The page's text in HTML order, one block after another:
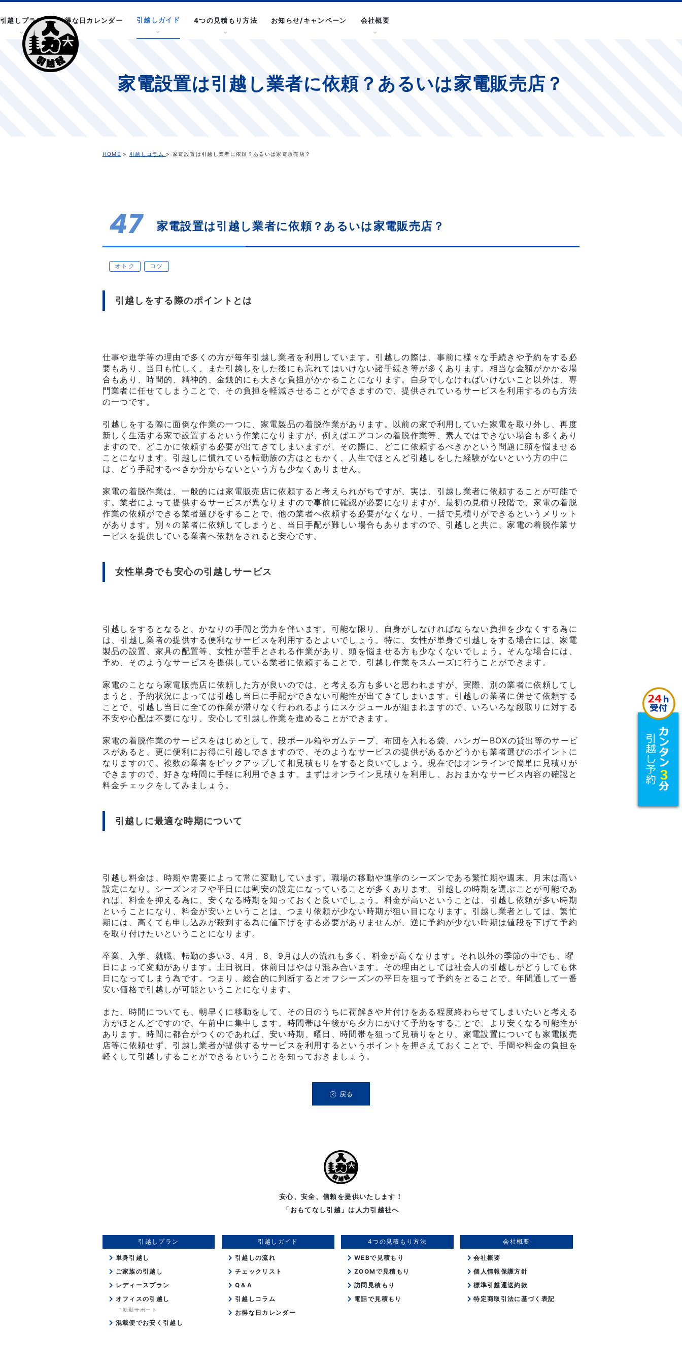
引越しプラン お得な日カレンダー 引越しガイド 4つの見積もり方法 お知らせ/キャンペーン 会社概要
家電設置は引越し業者に依頼？あるいは家電販売店？
HOME > 引越しコラム > 家電設置は引越し業者に依頼？あるいは家電販売店？
47 家電設置は引越し業者に依頼？あるいは家電販売店？
オトク コツ
引越しをする際のポイントとは
仕事や進学等の理由で多くの方が毎年引越し業者を利用しています。引越しの際は、事前に様々な手続きや予約をする必
要もあり、当日も忙しく、また引越しをした後にも忘れてはいけない諸手続き等が多くあります。相当な金額がかかる場
合もあり、時間的、精神的、金銭的にも大きな負担がかかることになります。自身でしなければいけないこと以外は、専
門業者に任せてしまうことで、その負担を軽減させることができますので、提供されているサービスを利用するのも方法
の一つです。
引越しをする際に面倒な作業の一つに、家電製品の着脱作業があります。以前の家で利用していた家電を取り外し、再度
新しく生活する家で設置するという作業になりますが、例えばエアコンの着脱作業等、素人ではできない場合も多くあり
ますので、どこかに依頼する必要が出てきてしまいますが、その際に、どこに依頼するべきかという問題に頭を悩ませる
ことになります。引越しに慣れている転勤族の方はともかく、人生でほとんど引越しをした経験がないという方の中に
は、どう手配するべきか分からないという方も少なくありません。
家電の着脱作業は、一般的には家電販売店に依頼すると考えられがちですが、実は、引越し業者に依頼することが可能で
す。業者によって提供するサービスが異なりますので事前に確認が必要になりますが、最初の見積り段階で、家電の着脱
作業の依頼ができる業者選びをすることで、他の業者へ依頼する必要がなくなり、一括で見積りができるというメリット
があります。別々の業者に依頼してしまうと、当日手配が難しい場合もありますので、引越しと共に、家電の着脱作業サ
ービスを提供している業者へ依頼をされると安心です。
女性単身でも安心の引越しサービス
引越しをするとなると、かなりの手間と労力を伴います。可能な限り、自身がしなければならない負担を少なくする為に
は、引越し業者の提供する便利なサービスを利用するとよいでしょう。特に、女性が単身で引越しをする場合には、家電
製品の設置、家具の配置等、女性が苦手とされる作業があり、頭を悩ませる方も少なくないでしょう。そんな場合には、
予め、そのようなサービスを提供している業者に依頼することで、引越し作業をスムーズに行うことができます。
家電のことなら家電販売店に依頼した方が良いのでは、と考える方も多いと思われますが、実際、別の業者に依頼してし
まうと、予約状況によっては引越し当日に手配ができない可能性が出てきてしまいます。引越しの業者に併せて依頼する
ことで、引越し当日に全ての作業が滞りなく行われるようにスケジュールが組まれますので、いろいろな段取りに対する
不安や心配は不要になり、安心して引越し作業を進めることができます。
家電の着脱作業のサービスをはじめとして、段ボール箱やガムテープ、布団を入れる袋、ハンガーBOXの貸出等のサービ
スがあると、更に便利にお得に引越しできますので、そのようなサービスの提供があるかどうかも業者選びのポイントに
なりますので、複数の業者をピックアップして相見積もりをすると良いでしょう。現在ではオンラインで簡単に見積りが
できますので、好きな時間に手軽に利用できます。まずはオンライン見積りを利用し、おおまかなサービス内容の確認と
料金チェックをしてみましょう。
引越しに最適な時期について
引越し料金は、時期や需要によって常に変動しています。職場の移動や進学のシーズンである繁忙期や週末、月末は高い
設定になり、シーズンオフや平日には割安の設定になっていることが多くあります。引越しの時期を選ぶことが可能であ
れば、料金を抑える為に、安くなる時期を知っておくと良いでしょう。料金が高いということは、引越し依頼が多い時期
ということになり、料金が安いということは、つまり依頼が少ない時期が狙い目になります。引越し業者としては、繁忙
期には、高くても申し込みが殺到する為に値下げをする必要がありませんが、逆に予約が少ない時期は値段を下げて予約
を取り付けたいということになります。
卒業、入学、就職、転勤の多い3、4月、8、9月は人の流れも多く、料金が高くなります。それ以外の季節の中でも、曜
日によって変動があります。土日祝日、休前日はやはり混み合います。その理由としては社会人の引越しがどうしても休
日になってしまう為です。つまり、総合的に判断するとオフシーズンの平日を狙って予約をとることで、年間通して一番
安い価格で引越しが可能ということになります。
また、時間についても、朝早くに移動をして、その日のうちに荷解きや片付けをある程度終わらせてしまいたいと考える
方がほとんどですので、午前中に集中します。時間帯は午後から夕方にかけて予約をすることで、より安くなる可能性が
あります。時間に都合がつくのであれば、安い時期、曜日、時間帯を狙って見積りをとり、家電設置についても家電販売
店等に依頼せず、引越し業者が提供するサービスを利用するというポイントを押さえておくことで、手間や料金の負担を
軽くして引越しすることができるということを知っておきましょう。
戻る
安心、安全、信頼を提供いたします！
「おもてなし引越」は人力引越社へ
引越しプラン
単身引越し
ご家族の引越し
レディースプラン
オフィスの引越し
転勤サポート
混載便でお安く引越し
引越しガイド
引越しの流れ
チェックリスト
Q＆A
引越しコラム
お得な日カレンダー
4つの見積もり方法
WEBで見積もり
ZOOMで見積もり
訪問見積もり
電話で見積もり
会社概要
会社概要
個人情報保護方針
標準引越運送約款
特定商取引法に基づく表記